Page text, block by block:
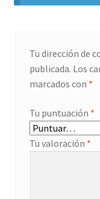
Tu dirección de
publicada. Los
marcados con *
Tu puntuación *
Tu valoración *